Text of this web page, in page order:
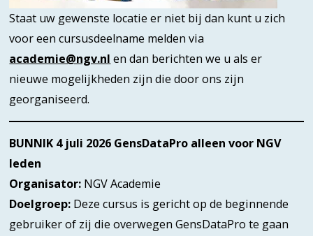
Staat uw gewenste locatie er niet bij dan kunt u zich
voor een cursusdeelname melden via
academie@ngv.nl en dan berichten we u als er
nieuwe mogelijkheden zijn die door ons zijn
georganiseerd.
BUNNIK 4 juli 2026 GensDataPro alleen voor NGV
leden
Organisator: NGV Academie
Doelgroep: Deze cursus is gericht op de beginnende
gebruiker of zij die overwegen GensDataPro te gaan